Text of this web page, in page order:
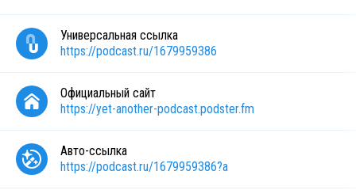
Универсальная ссылка
https://podcast.ru/1679959386
Официальный сайт
https://yet-another-podcast.podster.fm
Авто-ссылка
https://podcast.ru/1679959386?a